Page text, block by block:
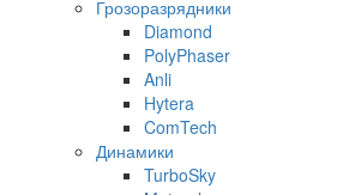
Грозоразрядники
Diamond
PolyPhaser
Anli
Hytera
ComTech
Динамики
TurboSky